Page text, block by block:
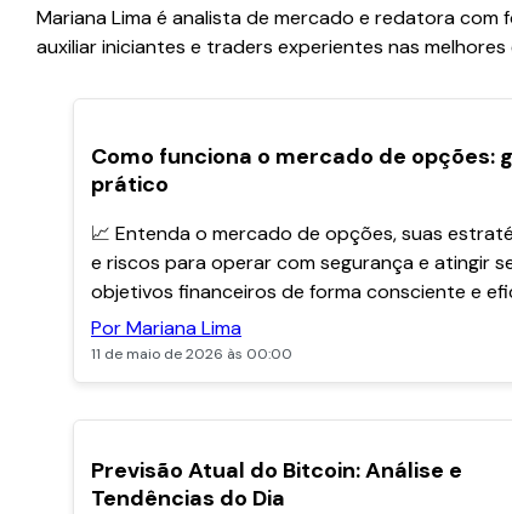
Mariana Lima é analista de mercado e redatora
auxiliar iniciantes e traders experientes nas
Como funciona o mercado de opções:
prático
📈 Entenda o mercado de opções, suas
e riscos para operar com segurança e atingir
objetivos financeiros de forma consciente e
Por Mariana Lima
11 de maio de 2026 às 00:00
Previsão Atual do Bitcoin: Análise e
Tendências do Dia